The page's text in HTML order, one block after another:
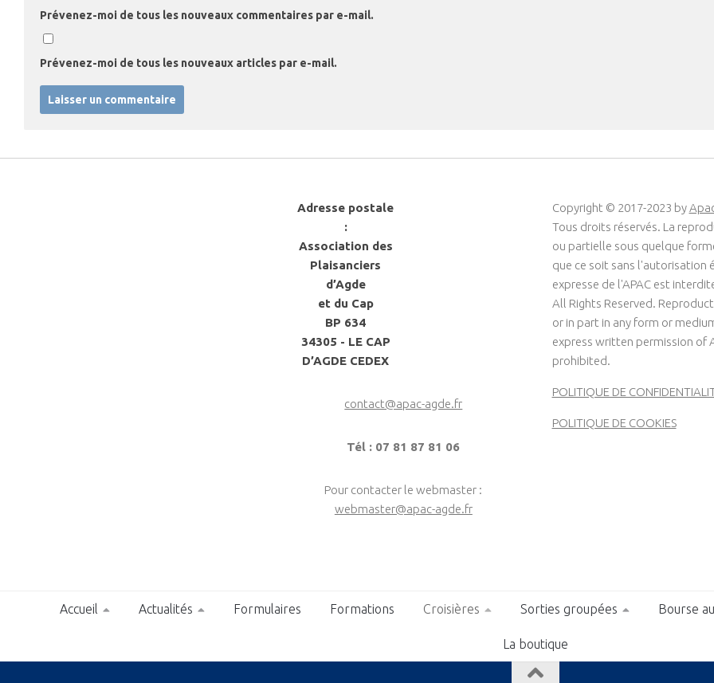
Prévenez-moi de tous les nouveaux commentaires par e-mail.
Prévenez-moi de tous les nouveaux articles par e-mail.
Adresse postale
:
Association des
Plaisanciers
d’Agde
et du Cap
BP 634
34305 - LE CAP
D’AGDE CEDEX
contact@apac-agde.fr
Tél : 07 81 87 81 06
Pour contacter le webmaster :
webmaster@apac-agde.fr
Copyright © 2017-2023 by
Tous droits réservés. La
ou partielle sous quelque
que ce soit sans l'autorisation
expresse de l'APAC est
All Rights Reserved.
or in part in any form or
express written permission of
prohibited.
POLITIQUE DE
POLITIQUE DE COOKIES
Accueil Actualités Formulaires Formations Croisières Sorties groupées Bourse
La boutique